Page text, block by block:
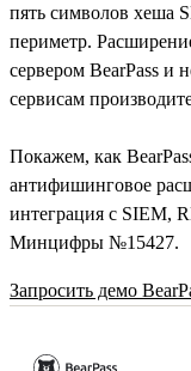
пять символов хеша
периметр.
сервером BearPass и
сервисам
Покажем, как
антифишинговое
интеграция с SIEM,
Минцифры №15427.
Запросить демо